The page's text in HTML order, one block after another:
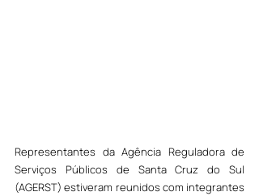
Representantes da Agência Reguladora de
Serviços Públicos de Santa Cruz do Sul
(AGERST) estiveram reunidos com integrantes